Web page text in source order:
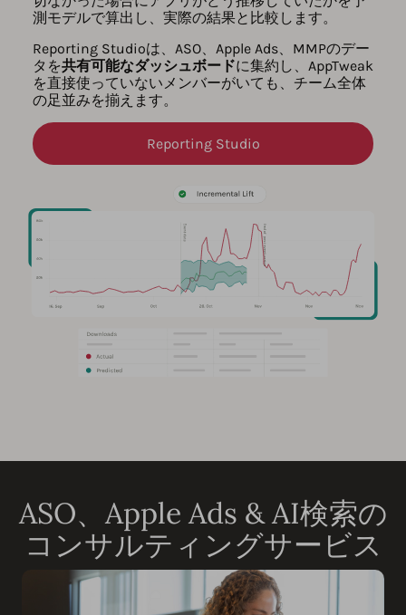
測モデルで算出し、実際の結果と比較します。
Reporting Studioは、ASO、Apple Ads、MMPのデー
タを共有可能なダッシュボードに集約し、AppTweak
を直接使っていないメンバーがいても、チーム全体
の足並みを揃えます。
Reporting Studio
ASO、Apple Ads & AI検索の
コンサルティングサービス